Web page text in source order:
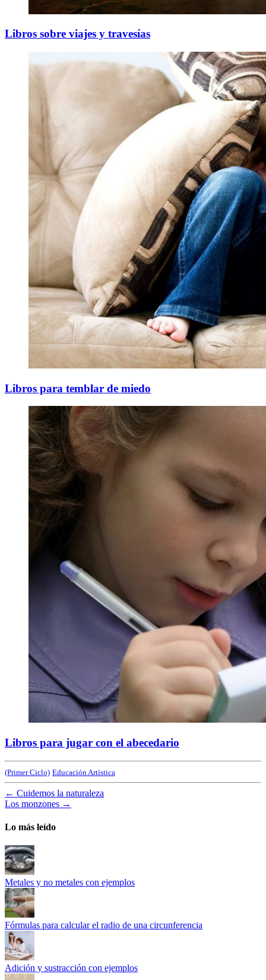
Libros sobre viajes y travesías
Libros para temblar de miedo
Libros para jugar con el abecedario
(Primer Ciclo) Educación Artística
← Cuidemos la naturaleza
Los monzones →
Lo más leído
Metales y no metales con ejemplos
Fórmulas para calcular el radio de una circunferencia
Adición y sustracción con ejemplos